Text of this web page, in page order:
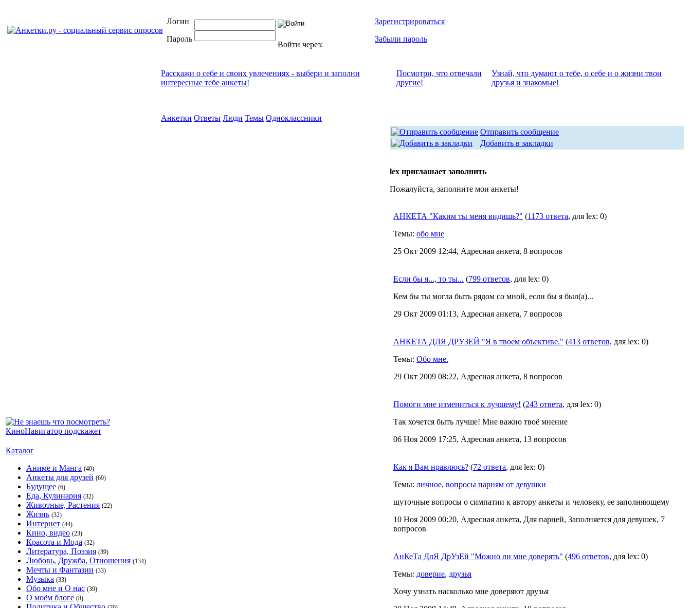
Логин
Пароль
Войти через:
Зарегистрироваться
Забыли пароль
Каталог
Аниме и Манга (40)
Анкеты для друзей (69)
Будущее (6)
Еда, Кулинария (32)
Животные, Растения (22)
Жизнь (32)
Интернет (44)
Кино, видео (23)
Красота и Мода (32)
Литература, Поэзия (39)
Любовь, Дружба, Отношения (134)
Мечты и Фантазии (33)
Музыка (33)
Обо мне и О нас (39)
О моём блоге (8)
Расскажи о себе и своих увлечениях - выбери и заполни
интересные тебе анкеты!
Посмотри, что отвeчали
другие!
Узнай, что думают о тебе, о себе и о жизни твои
друзья и знакомые!
Анкетки Ответы Люди Темы Одноклассники
Отправить сообщение
Добавить в закладки
lex приглашает заполнить
Пожалуйста, заполните мои анкеты!
АНКЕТА "Каким ты меня видишь?" (1173 ответа, для lex: 0)
Темы: обо мне
25 Окт 2009 12:44, Адресная анкета, 8 вопросов
Если бы я..., то ты... (799 ответов, для lex: 0)
Кем бы ты могла быть рядом со мной, если бы я был(а)...
29 Окт 2009 01:13, Адресная анкета, 7 вопросов
АНКЕТА ДЛЯ ДРУЗЕЙ "Я в твоем объективе." (413 ответов, для lex: 0)
Темы: Обо мне.
29 Окт 2009 08:22, Адресная анкета, 8 вопросов
Помоги мне измениться к лучшему! (243 ответа, для lex: 0)
Так хочется быть лучше! Мне важно твоё мнение
06 Ноя 2009 17:25, Адресная анкета, 13 вопросов
Как я Вам нравлюсь? (72 ответа, для lex: 0)
Темы: личное, вопросы парням от девушки
шуточные вопросы о симпатии к автору анкеты и человеку, ее заполняющему
10 Ноя 2009 00:20, Адресная анкета, Для парней, Заполняется для девушек, 7
вопросов
АнКеТа ДлЯ ДрУзЕй "Можно ли мне доверять" (496 ответов, для lex: 0)
Темы: доверие, друзья
Хочу узнать насколько мне доверяют друзья